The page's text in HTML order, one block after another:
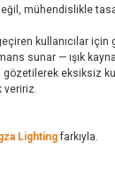
mühendislikle
kullanıcılar
sunar — ışık
gözetilerek eksiksiz
veririz.
Lightingfarkıyla.